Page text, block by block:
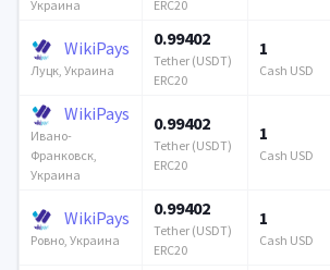
Украина ERC20
WikiPays
Луцк, Украина
0.99402
Tether (USDT)
ERC20
1
Cash USD
WikiPays
Ивано-
Франковск,
Украина
0.99402
Tether (USDT)
ERC20
1
Cash USD
WikiPays
Ровно, Украина
0.99402
Tether (USDT)
ERC20
1
Cash USD